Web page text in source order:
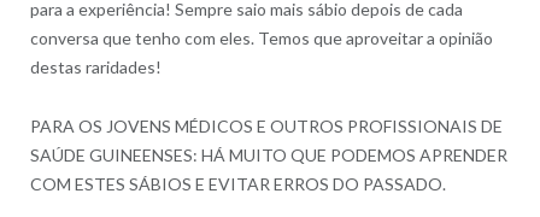
para a experiência! Sempre saio mais sábio depois de cada
conversa que tenho com eles. Temos que aproveitar a opinião
destas raridades!
PARA OS JOVENS MÉDICOS E OUTROS PROFISSIONAIS DE
SAÚDE GUINEENSES: HÁ MUITO QUE PODEMOS APRENDER
COM ESTES SÁBIOS E EVITAR ERROS DO PASSADO.